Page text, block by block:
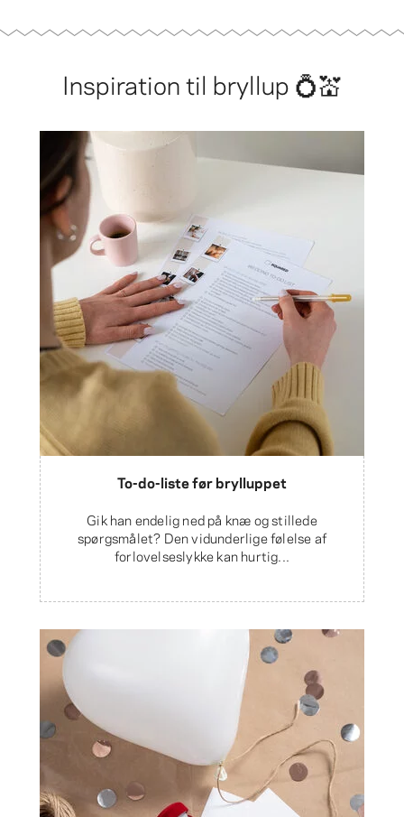
Inspiration til bryllup 💍💒
To-do-liste før brylluppet
Gik han endelig ned på knæ og stillede
spørgsmålet? Den vidunderlige følelse af
forlovelseslykke kan hurtig...